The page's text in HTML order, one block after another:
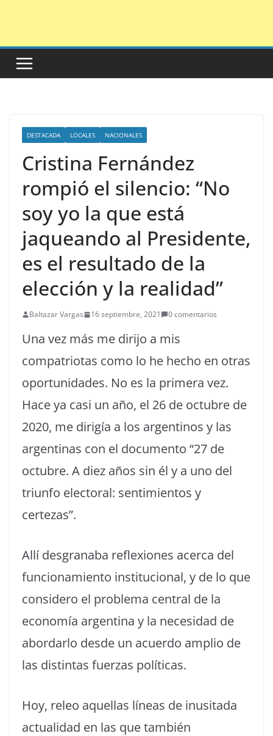
DESTACADA LOCALES NACIONALES
Cristina Fernández
rompió el silencio: “No
soy yo la que está
jaqueando al Presidente,
es el resultado de la
elección y la realidad”
Baltazar Vargas 16 septiembre, 2021 0 comentarios
Una vez más me dirijo a mis
compatriotas como lo he hecho en otras
oportunidades. No es la primera vez.
Hace ya casi un año, el 26 de octubre de
2020, me dirigía a los argentinos y las
argentinas con el documento “27 de
octubre. A diez años sin él y a uno del
triunfo electoral: sentimientos y
certezas”.
Allí desgranaba reflexiones acerca del
funcionamiento institucional, y de lo que
considero el problema central de la
economía argentina y la necesidad de
abordarlo desde un acuerdo amplio de
las distintas fuerzas políticas.
Hoy, releo aquellas líneas de inusitada
actualidad en las que también